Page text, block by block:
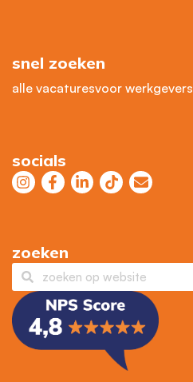
snel zoeken
alle vacaturesvoor werkgevers
socials
zoeken